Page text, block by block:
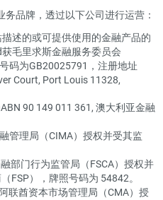
品牌，透过以下公司进行运营：
述的或可提供使用的金融产品的
毛里求斯金融服务委员会
码为GB20025791，注册地址
Court, Port Louis 11328,
90 149 011 361, 澳大利亚金融
管理局（CIMA）授权并受其监
部门行为监管局（FSCA）授权并
FSP），牌照号码为 54842。
联酋资本市场管理局（CMA）授